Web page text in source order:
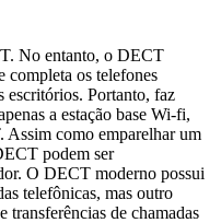
No entanto, o DECT
completa os telefones
escritórios. Portanto, faz
a estação base Wi-fi,
Assim como emparelhar um
podem ser
O DECT moderno possui
telefônicas, mas outro
transferências de chamadas